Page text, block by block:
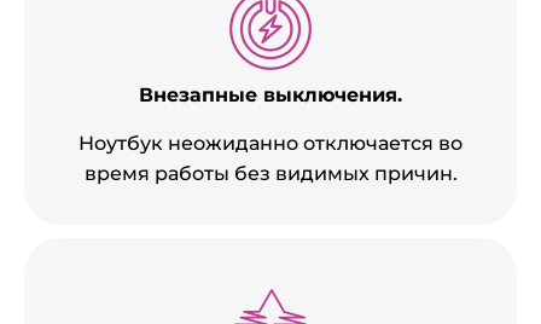
Внезапные выключения.
Ноутбук неожиданно отключается во
время работы без видимых причин.